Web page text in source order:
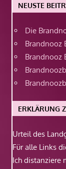
NEUSTE
Die
Brandnooz
Brandnooz
ERKLÄRUNG
Urteil des
Für alle Links
Ich distanziere